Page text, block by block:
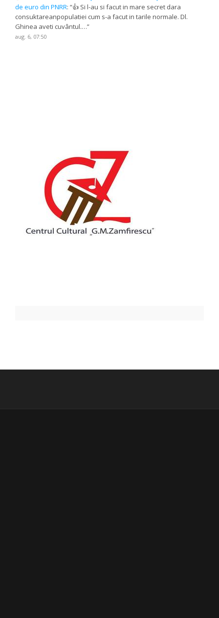
de euro din PNRR: “👍 Si l-au si facut in mare secret dara
consuktareanpopulatiei cum s-a facut in tarile normale. Dl.
Ghinea aveti cuvântul.…”
aug. 6, 07:50